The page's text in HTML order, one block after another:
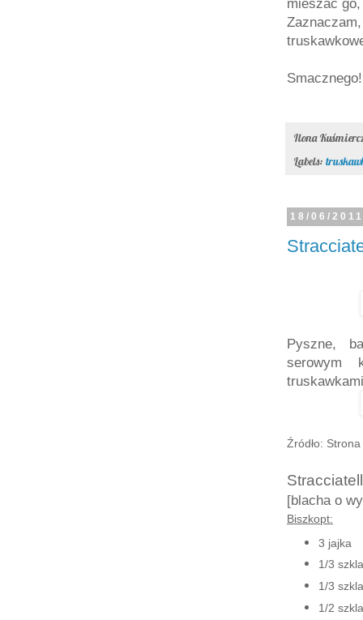
mieszać
Ilona
Labels:
18/06/
Pyszne,
serowym
Źródło: Strona
[blacha o
Biszkopt:
3 jajka
1/3
1/3
1/2